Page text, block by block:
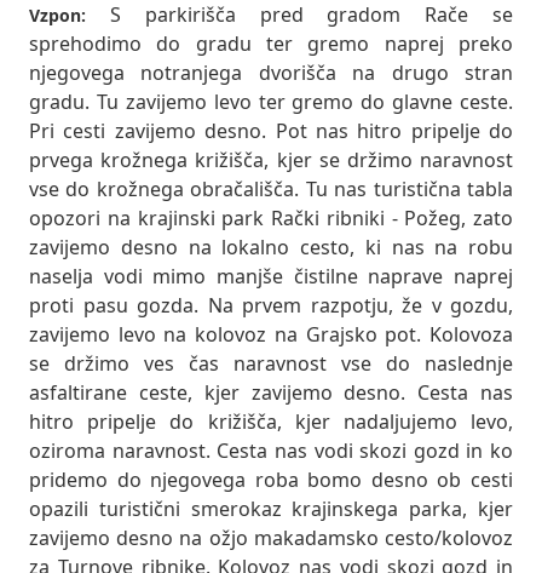
Vzpon:
S parkirišča pred gradom Rače se
sprehodimo do gradu ter gremo naprej preko
njegovega notranjega dvorišča na drugo stran
gradu. Tu zavijemo levo ter gremo do glavne ceste.
Pri cesti zavijemo desno. Pot nas hitro pripelje do
prvega krožnega križišča, kjer se držimo naravnost
vse do krožnega obračališča. Tu nas turistična tabla
opozori na krajinski park Rački ribniki - Požeg, zato
zavijemo desno na lokalno cesto, ki nas na robu
naselja vodi mimo manjše čistilne naprave naprej
proti pasu gozda. Na prvem razpotju, že v gozdu,
zavijemo levo na kolovoz na Grajsko pot. Kolovoza
se držimo ves čas naravnost vse do naslednje
asfaltirane ceste, kjer zavijemo desno. Cesta nas
hitro pripelje do križišča, kjer nadaljujemo levo,
oziroma naravnost. Cesta nas vodi skozi gozd in ko
pridemo do njegovega roba bomo desno ob cesti
opazili turistični smerokaz krajinskega parka, kjer
zavijemo desno na ožjo makadamsko cesto/kolovoz
za Turnove ribnike. Kolovoz nas vodi skozi gozd in